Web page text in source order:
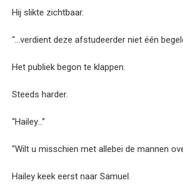
Hij slikte zichtbaar.
“…verdient deze afstudeerder niet één
Het publiek begon te klappen.
Steeds harder.
“Hailey…”
“Wilt u misschien met allebei de mannen
Hailey keek eerst naar Samuel.